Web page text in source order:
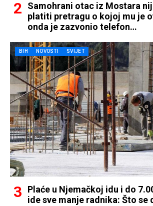
Samohrani otac iz Mostara
platiti pretragu o kojoj mu je
onda je zazvonio telefon…
BIH NOVOSTI SVIJET
Plaće u Njemačkoj idu i do
ide sve manje radnika: Što se